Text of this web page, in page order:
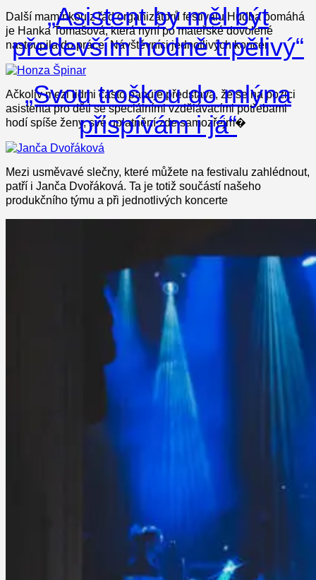
Další maminkou z řad organizátorů festivalu Hudba pomáhá
je Hanka Tomašová, která nyní po mateřské dovolené
nastoupila do práce. Návštěvníci jednotlivých koncer
„Asistent by měl být
především hodně trpělivý“
Ačkoliv mezi lidmi často panuje představa, že se na pozici
asistenta pro děti se speciálními vzdělávacími potřebami
hodí spíše ženy, své uplatnění zde samozřejm�
„Svou troškou do mlýna
přispívám i já“
Mezi usměvavé slečny, které můžete na festivalu zahlédnout,
patří i Janča Dvořáková. Ta je totiž součástí našeho
produkčního týmu a při jednotlivých koncerte